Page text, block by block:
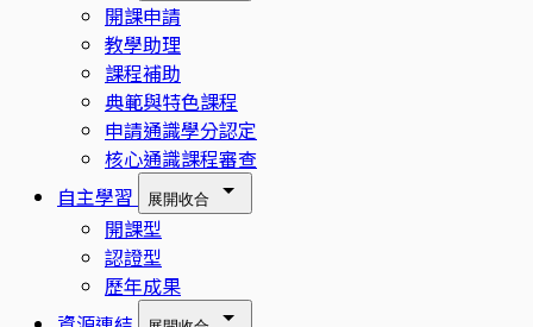
開課申請
教學助理
課程補助
典範與特色課程
申請通識學分認定
核心通識課程審查
自主學習
展開收合
開課型
認證型
歷年成果